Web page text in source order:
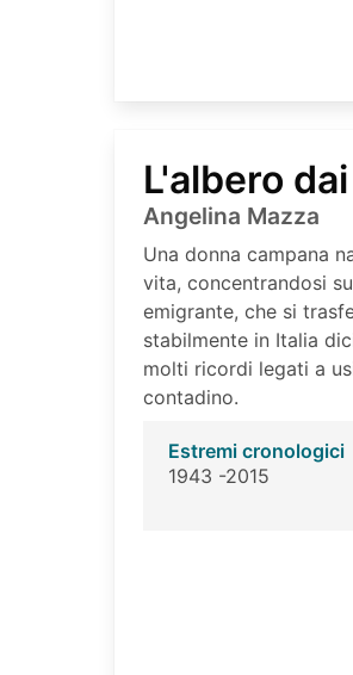
L'albero
Angelina Mazza
Una donna campana
vita, concentrandosi
emigrante, che si
stabilmente in Italia
molti ricordi legati a
contadino.
Estremi cronologici
1943 -2015